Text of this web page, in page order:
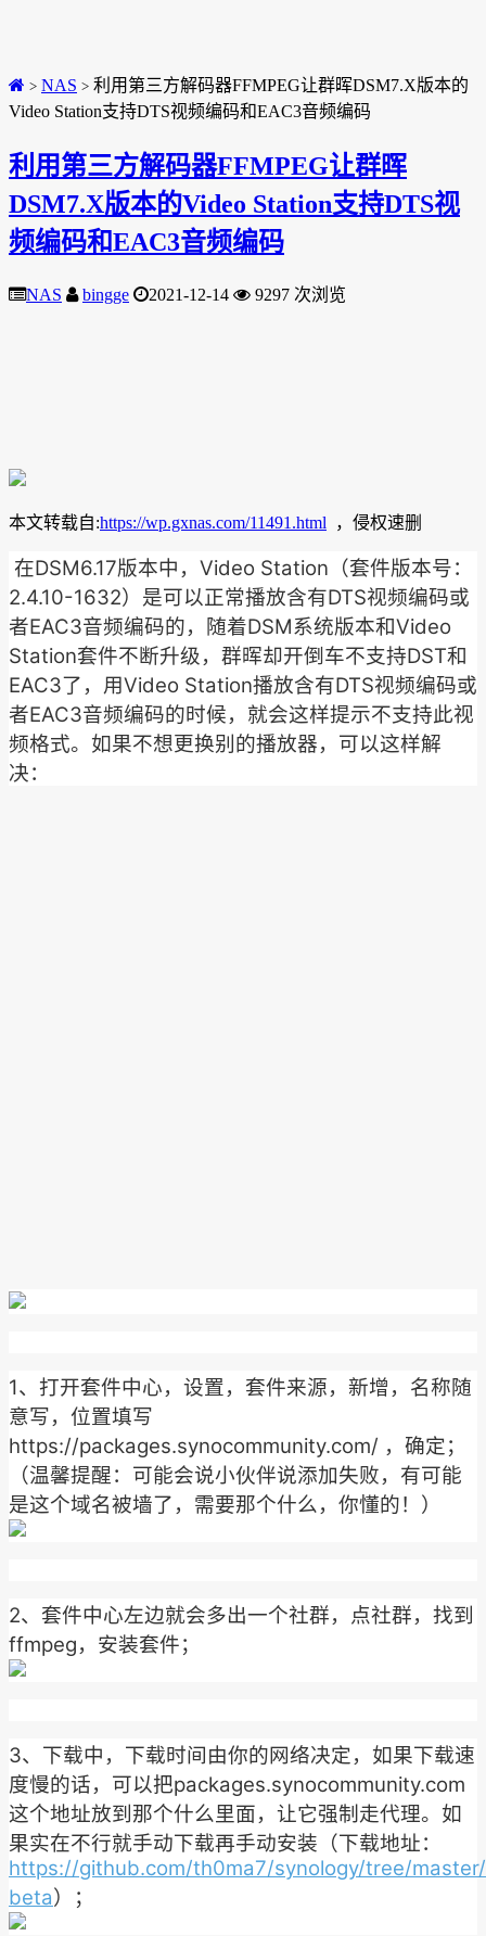
> NAS > 利用第三方解码器FFMPEG让群晖DSM7.X版本的
Video Station支持DTS视频编码和EAC3音频编码
利用第三方解码器FFMPEG让群晖
DSM7.X版本的Video Station支持DTS视
频编码和EAC3音频编码
NAS bingge 2021-12-14 9297 次浏览
本文转载自:https://wp.gxnas.com/11491.html ，侵权速删
在DSM6.17版本中，Video Station（套件版本号：
2.4.10-1632）是可以正常播放含有DTS视频编码或
者EAC3音频编码的，随着DSM系统版本和Video
Station套件不断升级，群晖却开倒车不支持DST和
EAC3了，用Video Station播放含有DTS视频编码或
者EAC3音频编码的时候，就会这样提示不支持此视
频格式。如果不想更换别的播放器，可以这样解
决：
1、打开套件中心，设置，套件来源，新增，名称随
意写，位置填写
https://packages.synocommunity.com/ ，确定；
（温馨提醒：可能会说小伙伴说添加失败，有可能
是这个域名被墙了，需要那个什么，你懂的！）
2、套件中心左边就会多出一个社群，点社群，找到
ffmpeg，安装套件；
3、下载中，下载时间由你的网络决定，如果下载速
度慢的话，可以把packages.synocommunity.com
这个地址放到那个什么里面，让它强制走代理。如
果实在不行就手动下载再手动安装（下载地址：
https://github.com/th0ma7/synology/tree/
beta）；